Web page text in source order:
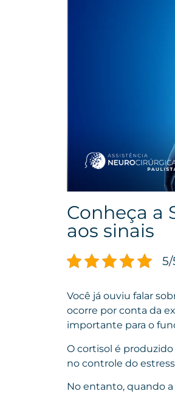
Conheça a
aos sinais
5/
Você já ouviu falar
ocorre por conta da
importante para o
O cortisol é
no controle do
No entanto, quando